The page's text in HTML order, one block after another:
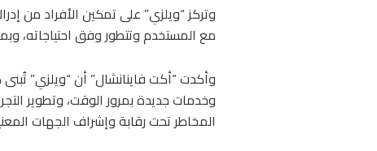
وتركز “ويلزي” على تمكين الأفراد من
مع المستخدم وتتطور وفق احتياجاته،
وأكدت “أكت فاينانشال” أن “ويلزي”
وخدمات جديدة بمرور الوقت، وتطوير
المخاطر تحت رقابة وإشراف الجهات